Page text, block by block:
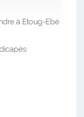
à Etoug-Ebé